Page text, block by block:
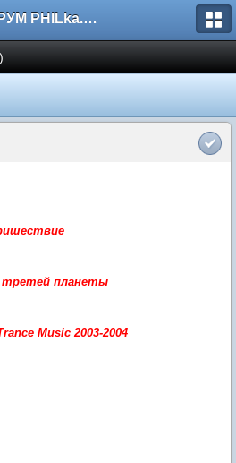
ФОРУМ PHILka.RU
третей планеты
Music 2003-2004